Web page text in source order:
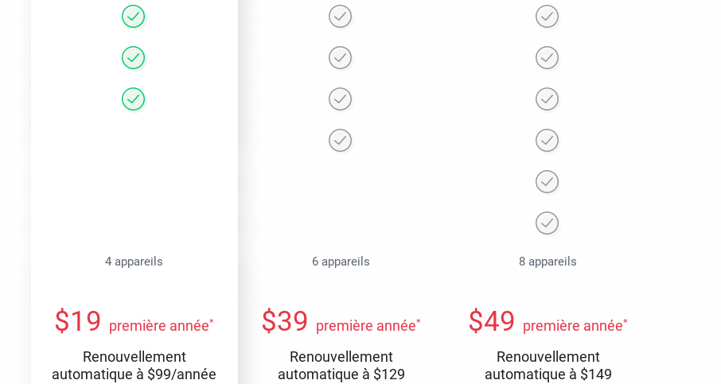
4 appareils 6 appareils 8 appareils
$19 première année*
Renouvellement
automatique à $99/année
$39 première année*
Renouvellement
automatique à $129
$49 première année*
Renouvellement
automatique à $149